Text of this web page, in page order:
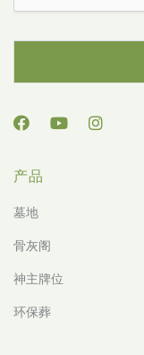
产品
墓地
骨灰阁
神主牌位
环保葬